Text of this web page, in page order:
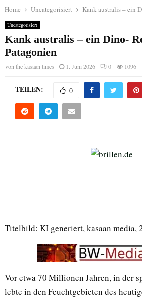
Home Uncategorisiert Kank australis – ein
Uncategorisiert
Kank australis – ein Dino-
Patagonien
von the kasaan times 1. Juni 2026 0 1096
TEILEN: 0
Titelbild: KI generiert, kasaan media,
Vor etwa 70 Millionen Jahren, in der
lebte in den Feuchtgebieten des